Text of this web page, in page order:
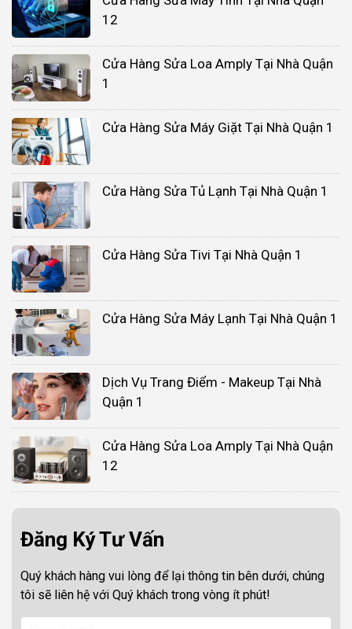
12
Cửa Hàng Sửa Loa Amply Tại Nhà Quận
1
Cửa Hàng Sửa Máy Giặt Tại Nhà Quận 1
Cửa Hàng Sửa Tủ Lạnh Tại Nhà Quận 1
Cửa Hàng Sửa Tivi Tại Nhà Quận 1
Cửa Hàng Sửa Máy Lạnh Tại Nhà Quận 1
Dịch Vụ Trang Điểm - Makeup Tại Nhà
Quận 1
Cửa Hàng Sửa Loa Amply Tại Nhà Quận
12
Đăng Ký Tư Vấn
Quý khách hàng vui lòng để lại thông tin bên dưới, chúng
tôi sẽ liên hệ với Quý khách trong vòng ít phút!